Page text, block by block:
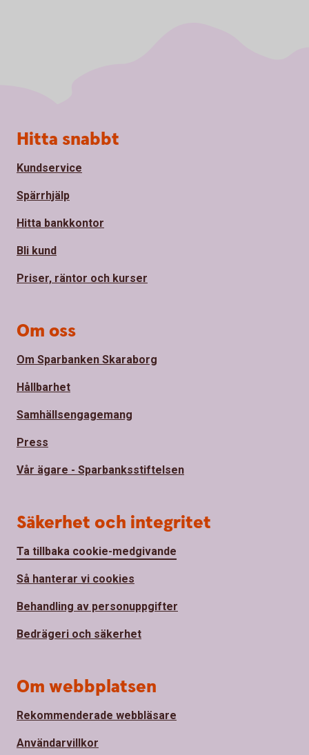
Sidfot
Hitta snabbt
Kundservice
Spärrhjälp
Hitta bankkontor
Bli kund
Priser, räntor och kurser
Om oss
Om Sparbanken Skaraborg
Hållbarhet
Samhällsengagemang
Press
Vår ägare - Sparbanksstiftelsen
Säkerhet och integritet
Ta tillbaka cookie-medgivande
Så hanterar vi cookies
Behandling av personuppgifter
Bedrägeri och säkerhet
Om webbplatsen
Rekommenderade webbläsare
Användarvillkor